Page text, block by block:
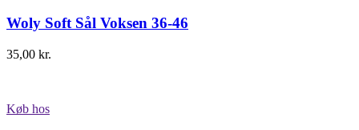
Woly Soft Sål Voksen 36-46
35,00 kr.
Køb hos